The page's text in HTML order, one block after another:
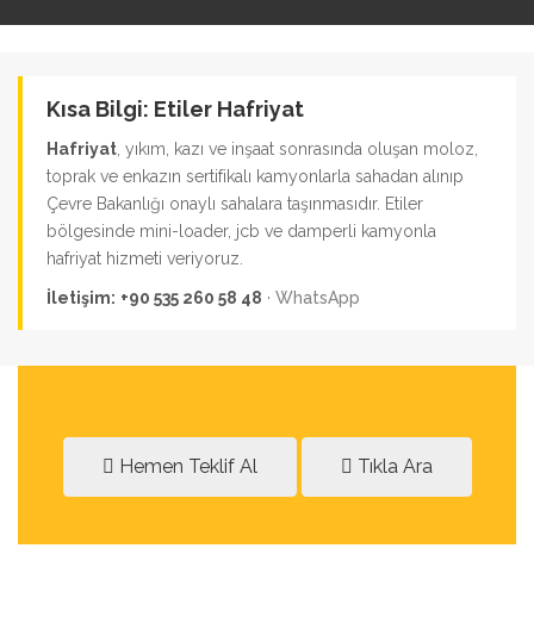
Kısa Bilgi: Etiler Hafriyat
Hafriyat , yıkım, kazı ve inşaat sonrasında oluşan moloz,
toprak ve enkazın sertifikalı kamyonlarla sahadan alınıp
Çevre Bakanlığı onaylı sahalara taşınmasıdır. Etiler
bölgesinde mini-loader, jcb ve damperli kamyonla
hafriyat hizmeti veriyoruz.
İletişim: +90 535 260 58 48 · WhatsApp
Hemen Teklif Al Tıkla Ara